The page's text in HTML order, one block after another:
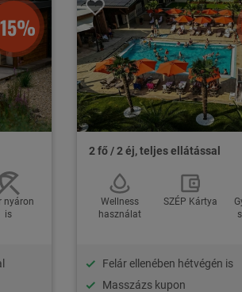
szauna
idegenvezetés idején a díjmentes
A
nyáron
is
2 fő / 2 éj, teljes ellátással
Wellness
használat
SZÉP Kártya
Felár ellenében hétvégén is
Masszázs kupon